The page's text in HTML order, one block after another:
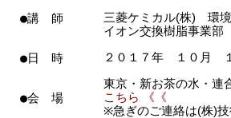
●講 師
三菱ケミカル(株) 環
イオン交換樹脂事業
●日 時 ２０１７年 １０月
●会 場
東京・新お茶の水・
こちら 《《
※急ぎのご連絡は(株)